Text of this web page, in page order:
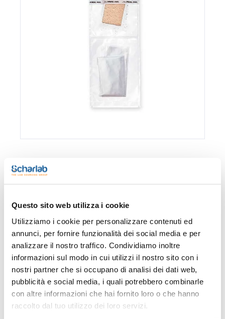
Questo sito web utilizza i cookie
Utilizziamo i cookie per personalizzare contenuti ed
annunci, per fornire funzionalità dei social media e per
analizzare il nostro traffico. Condividiamo inoltre
informazioni sul modo in cui utilizzi il nostro sito con i
nostri partner che si occupano di analisi dei dati web,
pubblicità e social media, i quali potrebbero combinarle
con altre informazioni che hai fornito loro o che hanno
raccolto dal tuo utilizzo dei loro servizi.
Confezionamento
x 100u. 00B01423WA
Stampa pagina prodotto
Caratteristiche
Tipo : Con guanto sterile
Capacità (ml) : 532
Dimensioni (mm) : 115x380
Conf. (unità) : 100
Vedi di più